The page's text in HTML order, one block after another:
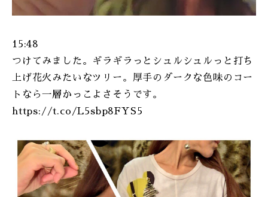
15:48
つけてみました。ギラギラっとシュルシュルっと打ち
上げ花火みたいなツリー。厚手のダークな色味のコー
トなら一層かっこよさそうです。
https://t.co/L5sbp8FYS5